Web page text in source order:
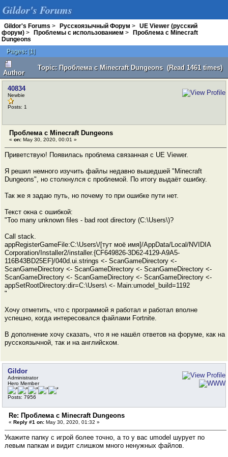
Gildor's Forums
Gildor's Forums > Русскоязычный Форум >
UE Viewer (русский
форум) > Проблемы с использованием >
Проблема с Minecraft
Dungeons
Pages: [1]
Author
Topic: Проблема с Minecraft Dungeons (Read 1461 times)
40834
Newbie
Posts: 1
Проблема с Minecraft Dungeons
« on: May 30, 2020, 00:01 »
Приветствую! Появилась проблема связанная с UE Viewer.
Я решил немного изучить файлы недавно вышедшей "Minecraft
Dungeons", но столкнулся с проблемой. По итогу выдаёт ошибку.
Так же я задаю путь, но почему то при ошибке пути нет.
Текст окна с ошибкой:
"Too many unknown files - bad root directory (C:\Users\)?
Call stack.
appRegisterGameFile:C:\Users\/[тут моё имя]/AppData/Local/NVIDIA
Corporation/Installer2/installer.{CF649826-3D62-4129-A9A5-
116B43BD25EF}/040d.ui.strings <- ScanGameDirectory <-
ScanGameDirectory <- ScanGameDirectory <- ScanGameDirectory <-
ScanGameDirectory <- ScanGameDirectory <- ScanGameDirectory <-
appSetRootDirectory:dir=C:\Users\ <- Main:umodel_build=1192
"
Хочу отметить, что с программой я работал и работал вполне
успешно, когда интересовался файлами Fortnite.
В дополнение хочу сказать, что я не нашёл ответов на форуме, как на
русскоязычной, так и на английском.
Gildor
Administrator
Hero Member
Posts: 7956
Re: Проблема с Minecraft Dungeons
« Reply #1 on: May 30, 2020, 01:32 »
Укажите папку с игрой более точно, а то у вас umodel шурует по
левым папкам и видит слишком много ненужных файлов.